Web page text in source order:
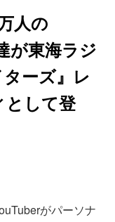
人の
が東海ラジ
ーズ』レ
として登
がパーソナ